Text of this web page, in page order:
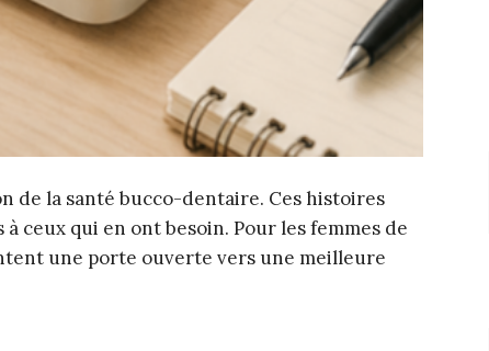
de la santé bucco-dentaire. Ces histoires
ceux qui en ont besoin. Pour les femmes de
une porte ouverte vers une meilleure